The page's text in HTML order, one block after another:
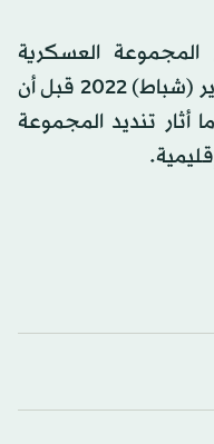
العسكرية
الحكم إلى سلطة مدنية في فبراير (شباط) 2022 قبل أن
أثار تنديد المجموعة